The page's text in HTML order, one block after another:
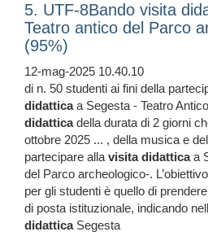
5. UTF-8Bando visita
Teatro antico del Parco
(95%)
12-mag-2025 10.40.10
di n. 50 studenti ai fini della
didatticaa Segesta - Teatro
didatticadella durata di 2 giorni
ottobre 2025 ... , della musica e
partecipare allavisita didatticaa
del Parco archeologico-.
per gli studenti è quello di
di posta istituzionale, indicando
didatticaSegesta